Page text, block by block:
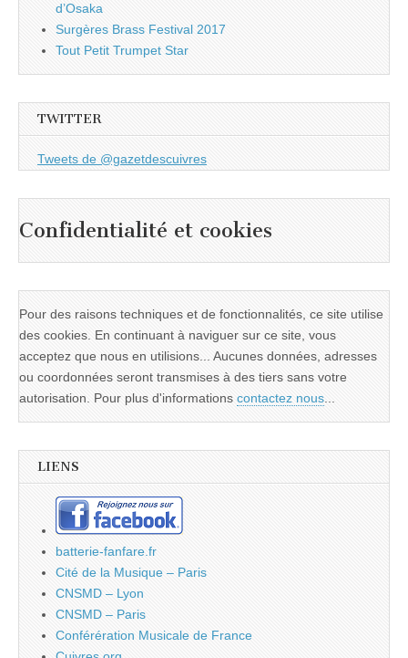
d’Osaka
Surgères Brass Festival 2017
Tout Petit Trumpet Star
TWITTER
Tweets de @gazetdescuivres
Confidentialité et cookies
Pour des raisons techniques et de fonctionnalités, ce site utilise
des cookies. En continuant à naviguer sur ce site, vous
acceptez que nous en utilisions... Aucunes données, adresses
ou coordonnées seront transmises à des tiers sans votre
autorisation. Pour plus d'informations contactez nous...
LIENS
batterie-fanfare.fr
Cité de la Musique – Paris
CNSMD – Lyon
CNSMD – Paris
Conférération Musicale de France